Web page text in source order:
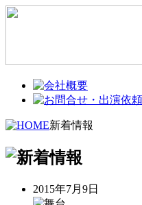
新着情報
2015年7月9日